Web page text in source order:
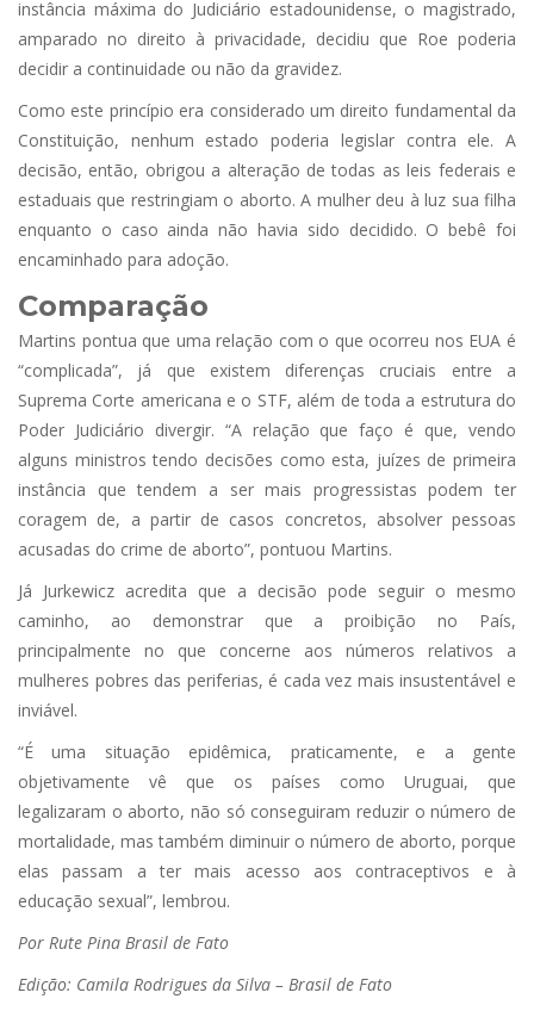
instância máxima do Judiciário estadounidense, o magistrado,
amparado no direito à privacidade, decidiu que Roe poderia
decidir a continuidade ou não da gravidez.
Como este princípio era considerado um direito fundamental da
Constituição, nenhum estado poderia legislar contra ele. A
decisão, então, obrigou a alteração de todas as leis federais e
estaduais que restringiam o aborto. A mulher deu à luz sua filha
enquanto o caso ainda não havia sido decidido. O bebê foi
encaminhado para adoção.
Comparação
Martins pontua que uma relação com o que ocorreu nos EUA é
“complicada”, já que existem diferenças cruciais entre a
Suprema Corte americana e o STF, além de toda a estrutura do
Poder Judiciário divergir. “A relação que faço é que, vendo
alguns ministros tendo decisões como esta, juízes de primeira
instância que tendem a ser mais progressistas podem ter
coragem de, a partir de casos concretos, absolver pessoas
acusadas do crime de aborto”, pontuou Martins.
Já Jurkewicz acredita que a decisão pode seguir o mesmo
caminho, ao demonstrar que a proibição no País,
principalmente no que concerne aos números relativos a
mulheres pobres das periferias, é cada vez mais insustentável e
inviável.
“É uma situação epidêmica, praticamente, e a gente
objetivamente vê que os países como Uruguai, que
legalizaram o aborto, não só conseguiram reduzir o número de
mortalidade, mas também diminuir o número de aborto, porque
elas passam a ter mais acesso aos contraceptivos e à
educação sexual”, lembrou.
Por Rute Pina Brasil de Fato
Edição: Camila Rodrigues da Silva – Brasil de Fato